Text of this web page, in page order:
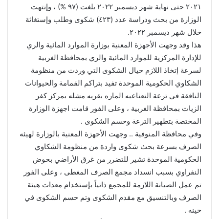
٢٠٢١ حتى نهاية شهر ديسمبر ٢٠٢٢ بلغت (٩٧ %) ، وإنتهت
الوزارة من بحث ودراسة عدد (٤٢٣) شكوى وطلب وإستغاثة
خلال شهر ديسمبر ٢٠٢٢.
هذا وقد وجهت الأجهزة المعنية بوزارة الموارد المائية والري
للإدارة المركزية للموارد المائية والري بمحافظة الغربية
لسرعة إتخاذ اللازم حيال الشكوى التي وردت من منظومة
الشكاوي الحكومية الموحدة تفيد بتراكم القمامة والحيوانات
النافقة في ترعة النعناعيه الماره بقريه مشله بمركز كفر
الزيات بمحافظة الغربية ، وعلى الفور قامت اجهزة الوزارة
المختصة بتطهير الترعة وحسم الشكوى .
وفي محافظة المنوفية .. وجهت الأجهزة المعنية بالوزارة لهيئه
الصرف بسرعة بحث شكوى واردة من منظومة الشكاوي
الحكومية الموحدة تشير للتضرر من غرق الأراضي بحوض
النفراوي بسبب انسداد مجمع الصرف المغطى ، وعلى الفور
تم عمل الصيانة اللازمة للمجمع ذاتياً بإستخدام معدات هيئة
الصرف وبالتنسيق مع مقدم الشكوى وتم حسم الشكوى في
حينه .